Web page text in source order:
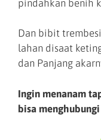
pindahkan benih
Dan bibit
lahan disaat
dan Panjang
Ingin menanam
bisa